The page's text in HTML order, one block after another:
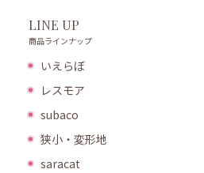
LINE UP
商品ラインナップ
いえらぼ
レスモア
subaco
狭小・変形地
saracat